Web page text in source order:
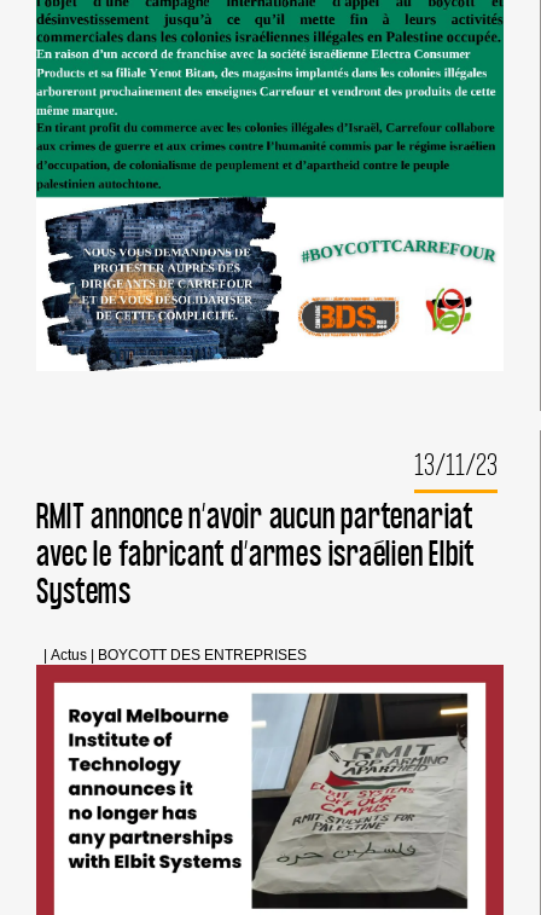
13/11/23
RMIT annonce n’avoir aucun partenariat
avec le fabricant d’armes israélien Elbit
Systems
|Actus BOYCOTT DES ENTREPRISES